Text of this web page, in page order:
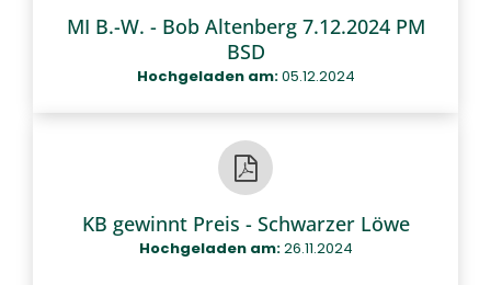
MI B.-W. - Bob Altenberg 7.12.2024 PM
BSD
Hochgeladen am:05.12.2024
KB gewinnt Preis - Schwarzer Löwe
Hochgeladen am:26.11.2024